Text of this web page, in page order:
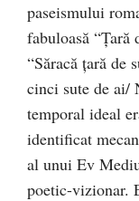
paseismului
fabuloasă “Ţară
“Săracă ţară de
cinci sute de
temporal ideal
identificat
al unui Ev
poetic-vizionar.